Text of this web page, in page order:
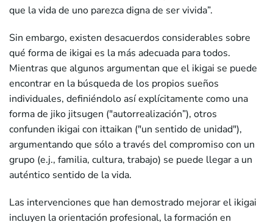
que la vida de uno parezca digna de ser vivida”.
Sin embargo, existen desacuerdos considerables sobre
qué forma de ikigai es la más adecuada para todos.
Mientras que algunos argumentan que el ikigai se puede
encontrar en la búsqueda de los propios sueños
individuales, definiéndolo así explícitamente como una
forma de jiko jitsugen ("autorrealización”), otros
confunden ikigai con ittaikan ("un sentido de unidad"),
argumentando que sólo a través del compromiso con un
grupo (e.j., familia, cultura, trabajo) se puede llegar a un
auténtico sentido de la vida.
Las intervenciones que han demostrado mejorar el ikigai
incluyen la orientación profesional, la formación en